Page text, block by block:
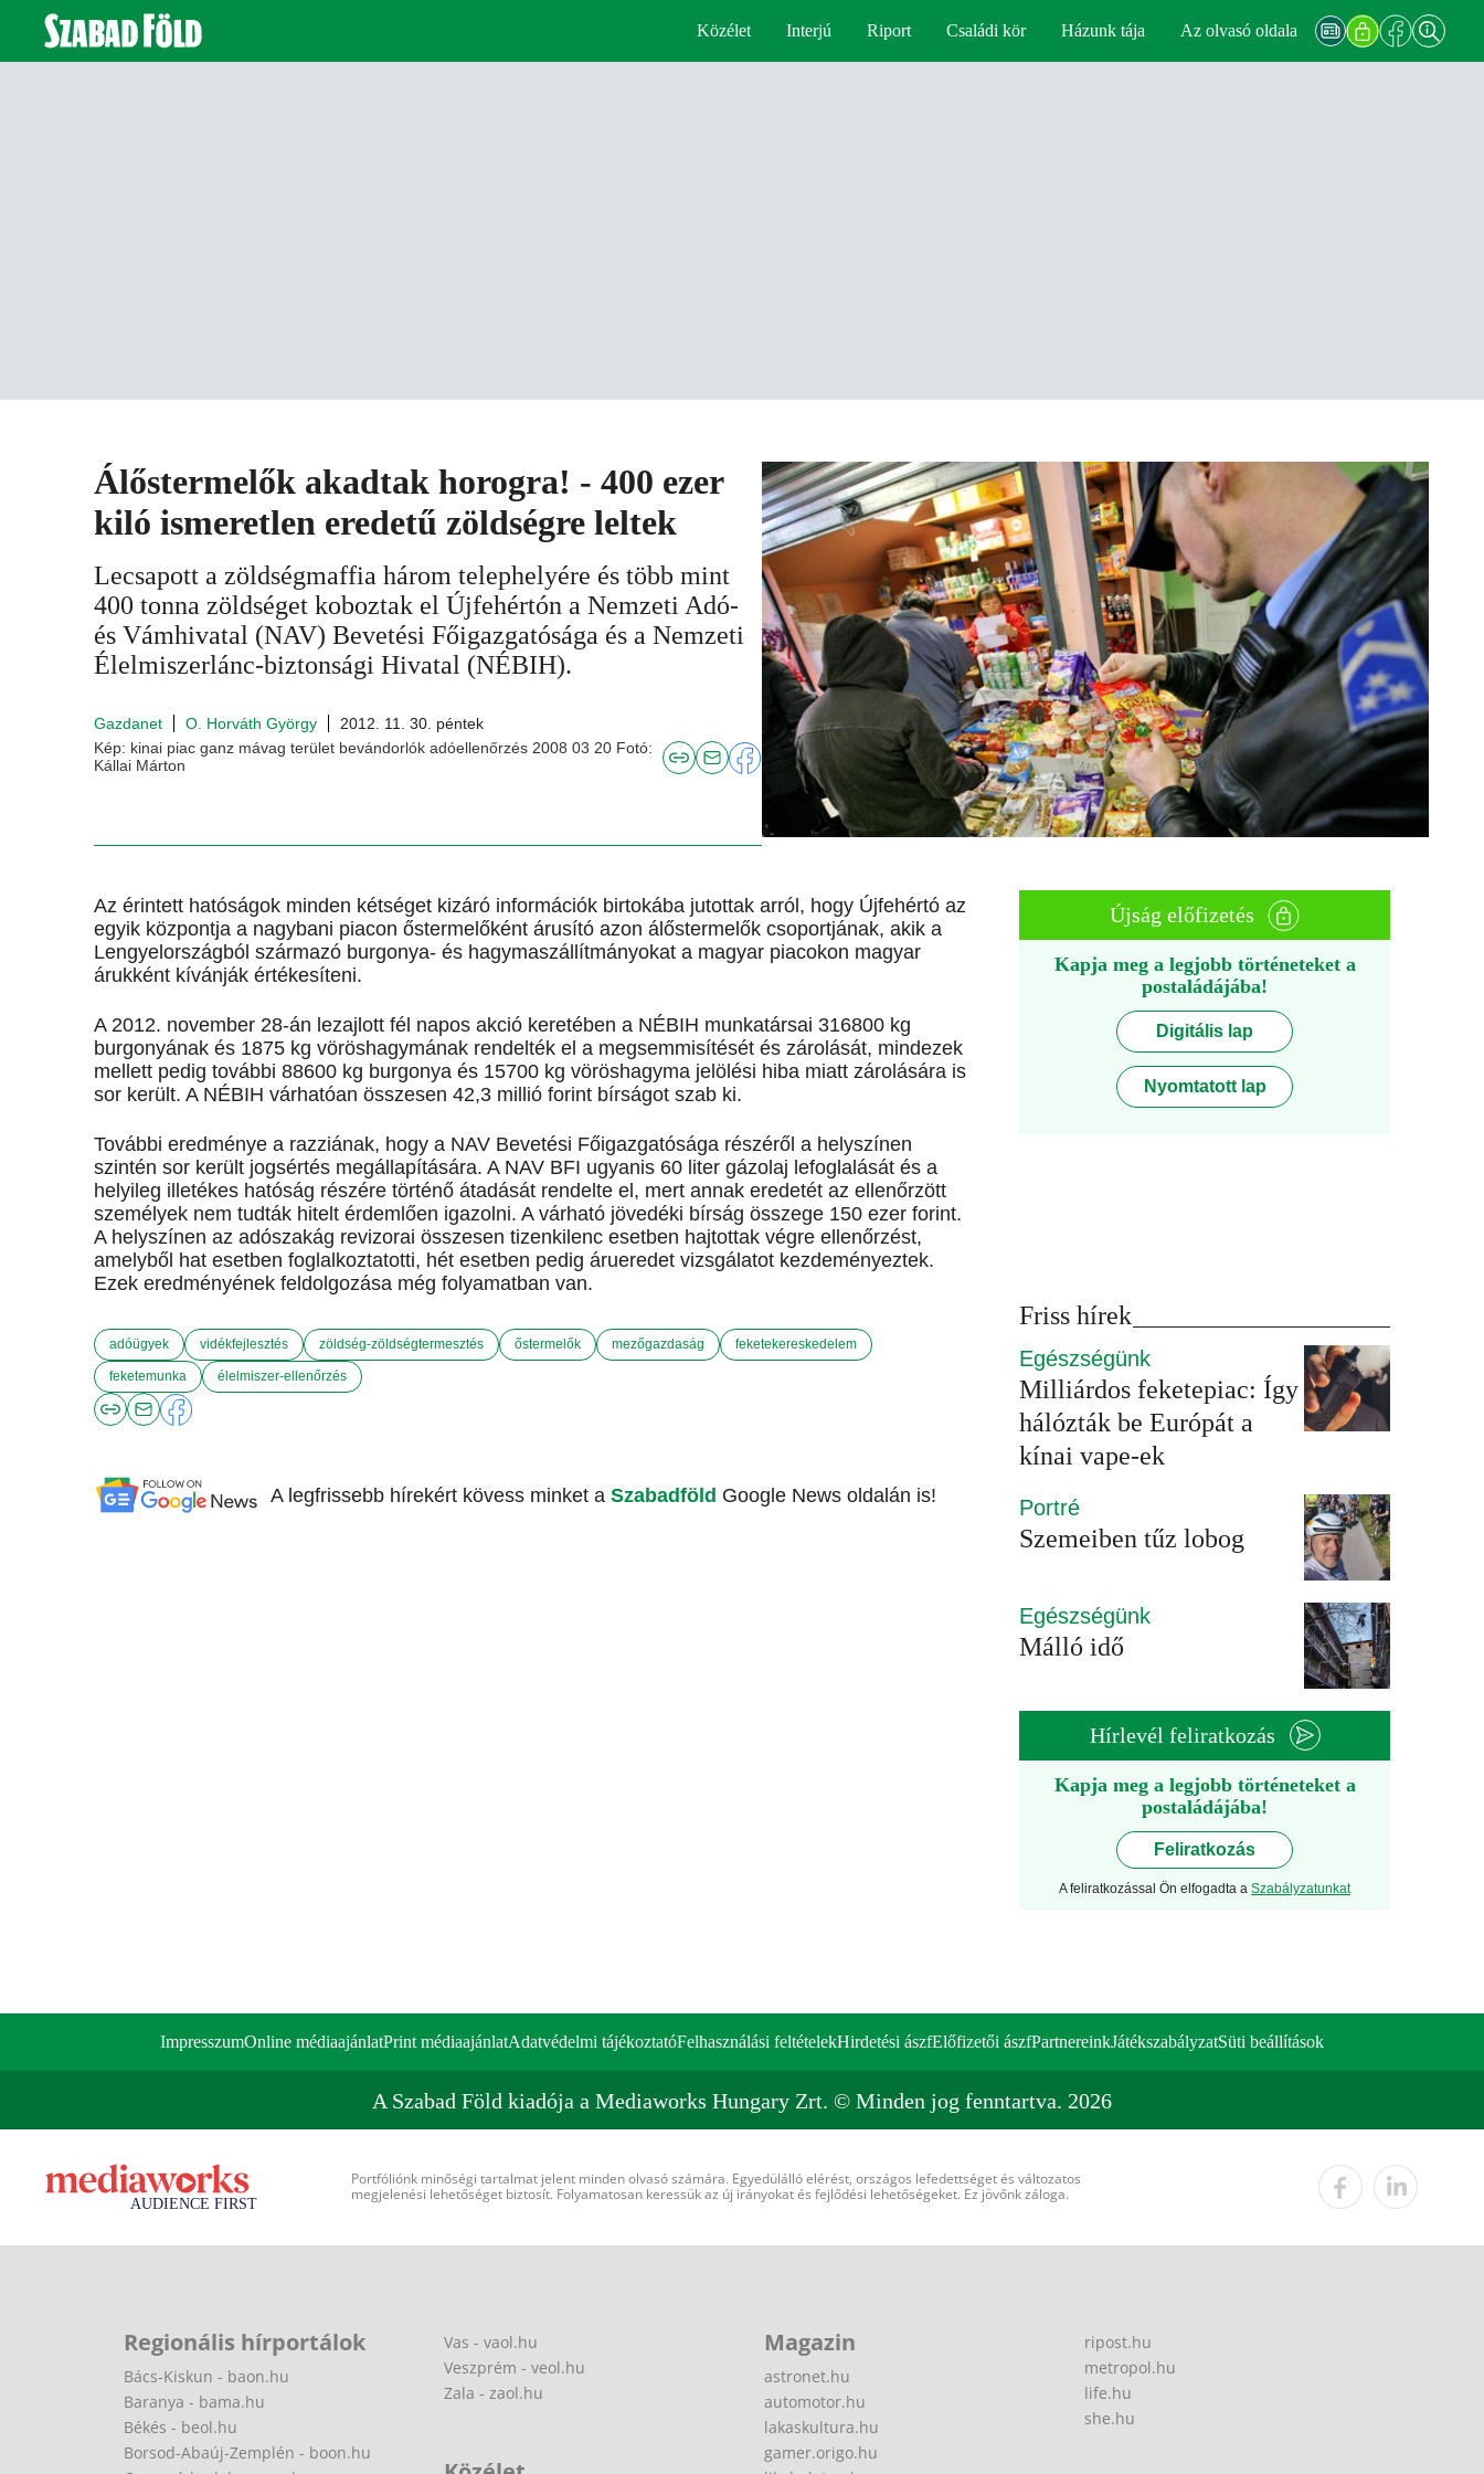
Közélet Interjú Riport Családi kör Házunk tája Az olvasó oldala
Álőstermelők akadtak horogra! - 400 ezer
kiló ismeretlen eredetű zöldségre leltek
Lecsapott a zöldségmaffia három telephelyére és több mint
400 tonna zöldséget koboztak el Újfehértón a Nemzeti Adó-
és Vámhivatal (NAV) Bevetési Főigazgatósága és a Nemzeti
Élelmiszerlánc-biztonsági Hivatal (NÉBIH).
Gazdanet O. Horváth György
2012. 11. 30. péntek
Kép: kinai piac ganz mávag terület bevándorlók adóellenőrzés 2008 03 20 Fotó:
Kállai Márton
Az érintett hatóságok minden kétséget kizáró információk birtokába jutottak arról, hogy Újfehértó az
egyik központja a nagybani piacon őstermelőként árusító azon álőstermelők csoportjának, akik a
Lengyelországból származó burgonya- és hagymaszállítmányokat a magyar piacokon magyar
árukként kívánják értékesíteni.
A 2012. november 28-án lezajlott fél napos akció keretében a NÉBIH munkatársai 316800 kg
burgonyának és 1875 kg vöröshagymának rendelték el a megsemmisítését és zárolását, mindezek
mellett pedig további 88600 kg burgonya és 15700 kg vöröshagyma jelölési hiba miatt zárolására is
sor került. A NÉBIH várhatóan összesen 42,3 millió forint bírságot szab ki.
További eredménye a razziának, hogy a NAV Bevetési Főigazgatósága részéről a helyszínen
szintén sor került jogsértés megállapítására. A NAV BFI ugyanis 60 liter gázolaj lefoglalását és a
helyileg illetékes hatóság részére történő átadását rendelte el, mert annak eredetét az ellenőrzött
személyek nem tudták hitelt érdemlően igazolni. A várható jövedéki bírság összege 150 ezer forint.
A helyszínen az adószakág revizorai összesen tizenkilenc esetben hajtottak végre ellenőrzést,
amelyből hat esetben foglalkoztatotti, hét esetben pedig árueredet vizsgálatot kezdeményeztek.
Ezek eredményének feldolgozása még folyamatban van.
adóügyek vidékfejlesztés zöldség-zöldségtermesztés őstermelők mezőgazdaság feketekereskedelem
feketemunka élelmiszer-ellenőrzés
A legfrissebb hírekért kövess minket a Szabadföld Google News oldalán is!
Újság előfizetés
Kapja meg a legjobb történeteket a
postaládájába!
Digitális lap
Nyomtatott lap
Friss hírek
Egészségünk
Milliárdos feketepiac: Így
hálózták be Európát a
kínai vape-ek
Portré
Szemeiben tűz lobog
Egészségünk
Málló idő
Hírlevél feliratkozás
Kapja meg a legjobb történeteket a
postaládájába!
Feliratkozás
A feliratkozással Ön elfogadta a Szabályzatunkat
ImpresszumOnline médiaajánlatPrint médiaajánlatAdatvédelmi tájékoztatóFelhasználási feltételekHirdetési ászfElőfizetői ászfPartnereinkJátékszabályzatSüti beállítások
A Szabad Föld kiadója a Mediaworks Hungary Zrt. © Minden jog fenntartva. 2026
Portfóliónk minőségi tartalmat jelent minden olvasó számára. Egyedülálló elérést, országos lefedettséget és változatos
megjelenési lehetőséget biztosít. Folyamatosan keressük az új irányokat és fejlődési lehetőségeket. Ez jövőnk záloga.
Regionális hírportálok
Bács-Kiskun - baon.hu
Baranya - bama.hu
Békés - beol.hu
Borsod-Abaúj-Zemplén - boon.hu
Vas - vaol.hu
Veszprém - veol.hu
Zala - zaol.hu
Magazin
astronet.hu
automotor.hu
lakaskultura.hu
gamer.origo.hu
ripost.hu
metropol.hu
life.hu
she.hu